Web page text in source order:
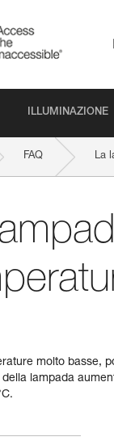
ILLUMINAZIONE
FAQ La
molto basse,
lampada